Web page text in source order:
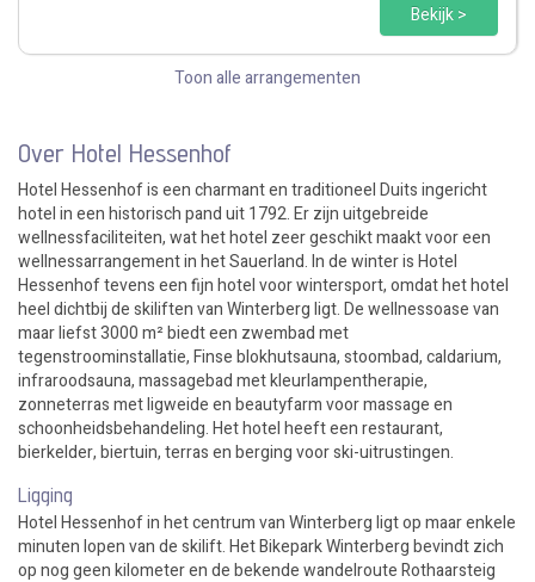
Bekijk >
Toon alle arrangementen
Over Hotel Hessenhof
Hotel Hessenhof is een charmant en traditioneel Duits ingericht
hotel in een historisch pand uit 1792. Er zijn uitgebreide
wellnessfaciliteiten, wat het hotel zeer geschikt maakt voor een
wellnessarrangement in het Sauerland. In de winter is Hotel
Hessenhof tevens een fijn hotel voor wintersport, omdat het hotel
heel dichtbij de skiliften van Winterberg ligt. De wellnessoase van
maar liefst 3000 m² biedt een zwembad met
tegenstroominstallatie, Finse blokhutsauna, stoombad, caldarium,
infraroodsauna, massagebad met kleurlampentherapie,
zonneterras met ligweide en beautyfarm voor massage en
schoonheidsbehandeling. Het hotel heeft een restaurant,
bierkelder, biertuin, terras en berging voor ski-uitrustingen.
Ligging
Hotel Hessenhof in het centrum van Winterberg ligt op maar enkele
minuten lopen van de skilift. Het Bikepark Winterberg bevindt zich
op nog geen kilometer en de bekende wandelroute Rothaarsteig